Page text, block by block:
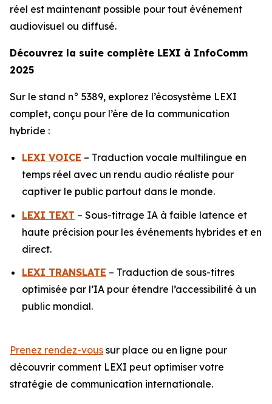
réel est maintenant possible pour tout événement
audiovisuel ou diffusé.
Découvrez la suite complète LEXI à InfoComm
2025
Sur le stand n° 5389, explorez l’écosystème LEXI
complet, conçu pour l’ère de la communication
hybride :
LEXI VOICE – Traduction vocale multilingue en
temps réel avec un rendu audio réaliste pour
captiver le public partout dans le monde.
LEXI TEXT – Sous-titrage IA à faible latence et
haute précision pour les événements hybrides et en
direct.
LEXI TRANSLATE – Traduction de sous-titres
optimisée par l’IA pour étendre l’accessibilité à un
public mondial.
Prenez rendez-vous sur place ou en ligne pour
découvrir comment LEXI peut optimiser votre
stratégie de communication internationale.